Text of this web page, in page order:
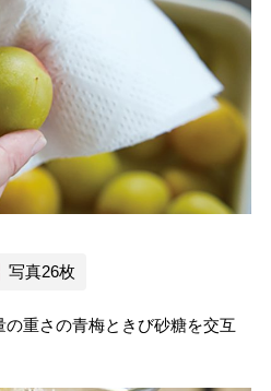
写真26枚
の重さの青梅ときび砂糖を交互